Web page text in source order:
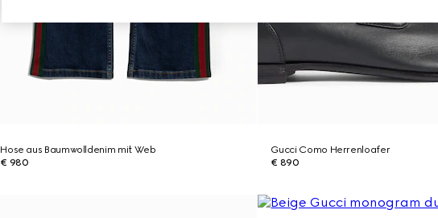
Hose aus Baumwolldenim mit Web
€ 980
Gucci Como Herrenloafer
€ 890